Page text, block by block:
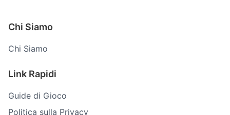
Chi Siamo
Chi Siamo
Link Rapidi
Guide di Gioco
Politica sulla Privacy